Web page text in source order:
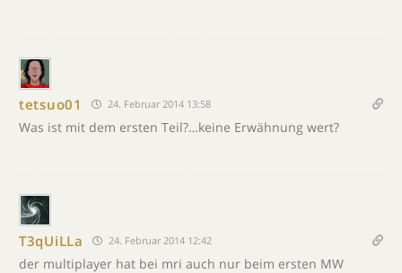
tetsuo01 24. Februar 2014 13:58
Was ist mit dem ersten Teil?…keine Erwähnung wert?
T3qUiLLa 24. Februar 2014 12:42
der multiplayer hat bei mri auch nur beim ersten MW